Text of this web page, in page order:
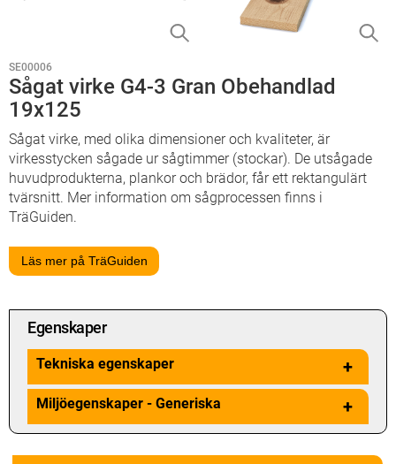
SE00006
Sågat virke G4-3 Gran Obehandlad
19x125
Sågat virke, med olika dimensioner och kvaliteter, är
virkesstycken sågade ur sågtimmer (stockar). De utsågade
huvudprodukterna, plankor och brädor, får ett rektangulärt
tvärsnitt. Mer information om sågprocessen finns i
TräGuiden.
Läs mer på TräGuiden
Egenskaper
Tekniska egenskaper +
Miljöegenskaper - Generiska +